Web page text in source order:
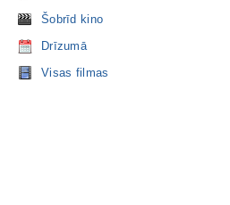
Šobrīd kino
Drīzumā
Visas filmas